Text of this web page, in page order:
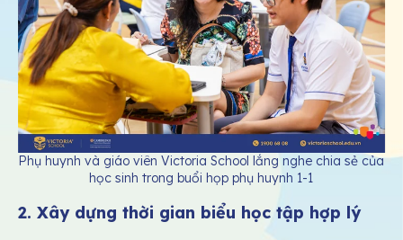
Phụ huynh và giáo viên Victoria School lắng nghe chia sẻ của
học sinh trong buổi họp phụ huynh 1-1
2. Xây dựng thời gian biểu học tập hợp lý